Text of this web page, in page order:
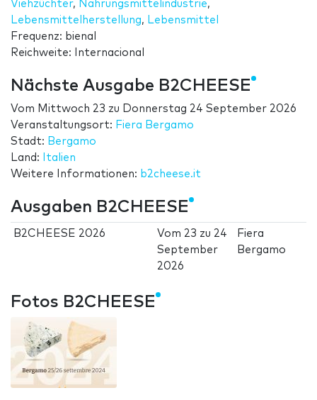
Viehzüchter, Nahrungsmittelindustrie,
Lebensmittelherstellung, Lebensmittel
Frequenz: bienal
Reichweite: Internacional
Nächste Ausgabe B2CHEESE
Vom Mittwoch 23 zu Donnerstag 24 September 2026
Veranstaltungsort: Fiera Bergamo
Stadt: Bergamo
Land:
Italien
Weitere Informationen: b2cheese.it
Ausgaben B2CHEESE
B2CHEESE 2026 Vom 23 zu 24
September
2026
Fiera
Bergamo
Fotos B2CHEESE